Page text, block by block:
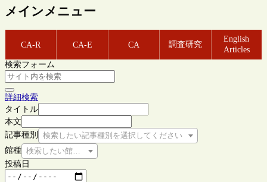
メインメニュー
CA-R CA-E CA 調査研究
English
Articles
検索フォーム
詳細検索
タイトル
本文
記事種別
検索したい記事種別を選択してください
館種 検索したい館種を選択してください
投稿日